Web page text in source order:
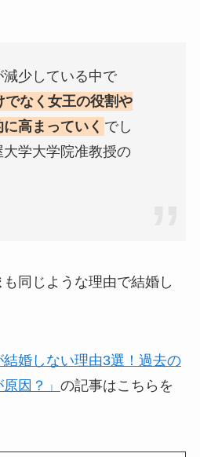
減少している中で
でなく女王の役割や
高まっていく でし
大学大学院准教授の
も同じような理由で結婚し
結婚しない理由3選！過去の
因？」 の記事はこちらを